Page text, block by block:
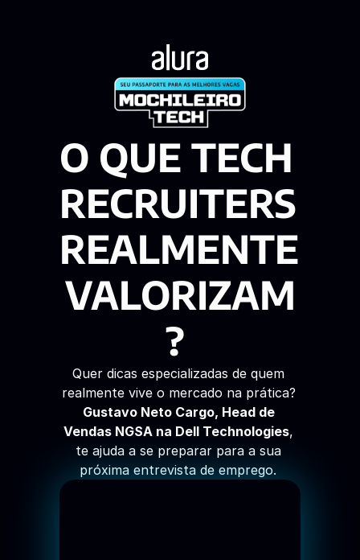
O QUE TECH
RECRUITERS
REALMENTE
VALORIZAM
?
Quer dicas especializadas de quem
realmente vive o mercado na prática?
Gustavo Neto Cargo, Head de
Vendas NGSA na Dell Technologies,
te ajuda a se preparar para a sua
próxima entrevista de emprego.